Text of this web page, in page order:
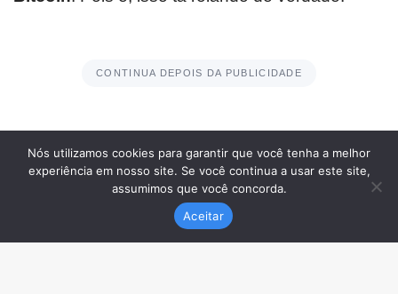
Nós utilizamos cookies para garantir que você tenha a melhor
experiência em nosso site. Se você continua a usar este site,
assumimos que você concorda.
Aceitar